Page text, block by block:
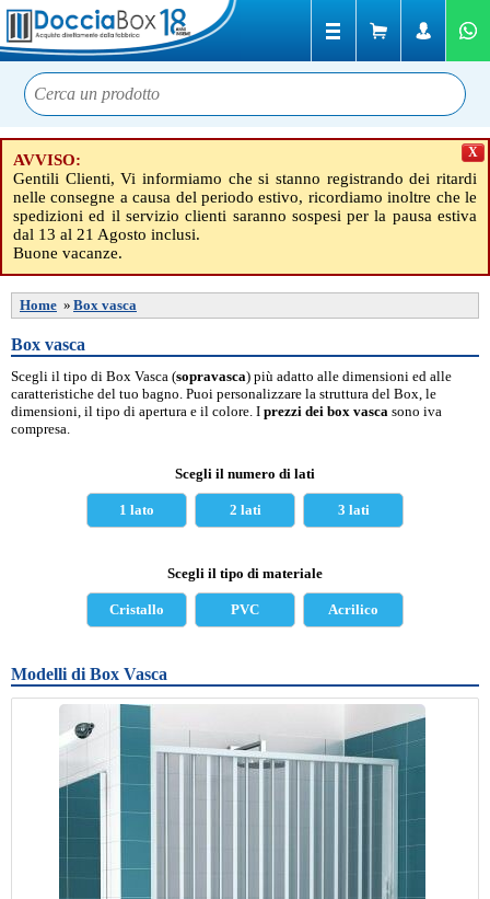
AVVISO:
Gentili Clienti, Vi informiamo che si stanno registrando dei ritardi
nelle consegne a causa del periodo estivo, ricordiamo inoltre che le
spedizioni ed il servizio clienti saranno sospesi per la pausa estiva
dal 13 al 21 Agosto inclusi.
Buone vacanze.
X
Home » Box vasca
Box vasca
Scegli il tipo di Box Vasca (sopravasca) più adatto alle dimensioni ed alle
caratteristiche del tuo bagno. Puoi personalizzare la struttura del Box, le
dimensioni, il tipo di apertura e il colore. I prezzi dei box vasca sono iva
compresa.
Scegli il numero di lati
1 lato 2 lati 3 lati
Scegli il tipo di materiale
Cristallo PVC Acrilico
Modelli di Box Vasca